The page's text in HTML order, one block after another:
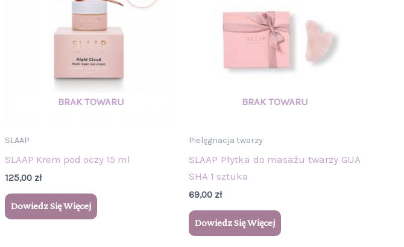
SLAAP
SLAAP Krem pod oczy 15 ml
125,00 zł
Dowiedz Się Więcej
Pielęgnacja twarzy
SLAAP Płytka do masażu twarzy GUA
SHA 1 sztuka
69,00 zł
Dowiedz Się Więcej